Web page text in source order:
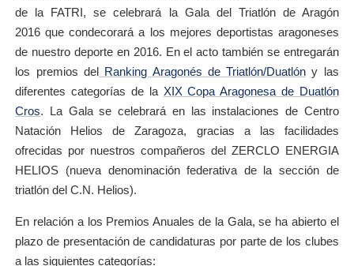
de la FATRI, se celebrará la Gala del Triatlón de Aragón
2016 que condecorará a los mejores deportistas aragoneses
de nuestro deporte en 2016. En el acto también se entregarán
los premios delRanking Aragonés de Triatlón/Duatlón y las
diferentes categorías de la XIX Copa Aragonesa de Duatlón
Cros. La Gala se celebrará en las instalaciones de Centro
Natación Helios de Zaragoza, gracias a las facilidades
ofrecidas por nuestros compañeros del ZERCLO ENERGIA
HELIOS (nueva denominación federativa de la sección de
triatlón del C.N. Helios).
En relación a los Premios Anuales de la Gala, se ha abierto el
plazo de presentación de candidaturas por parte de los clubes
a las siguientes categorías: